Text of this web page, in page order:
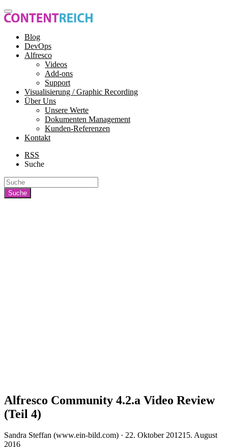
Blog
DevOps
Alfresco
Videos
Add-ons
Support
Visualisierung / Graphic Recording
Über Uns
Unsere Werte
Dokumenten Management
Kunden-Referenzen
Kontakt
RSS
Suche
Alfresco Community 4.2.a Video Review
(Teil 4)
Sandra Steffan (www.ein-bild.com) · Veröffentlicht
22. Oktober 201215. August
2016